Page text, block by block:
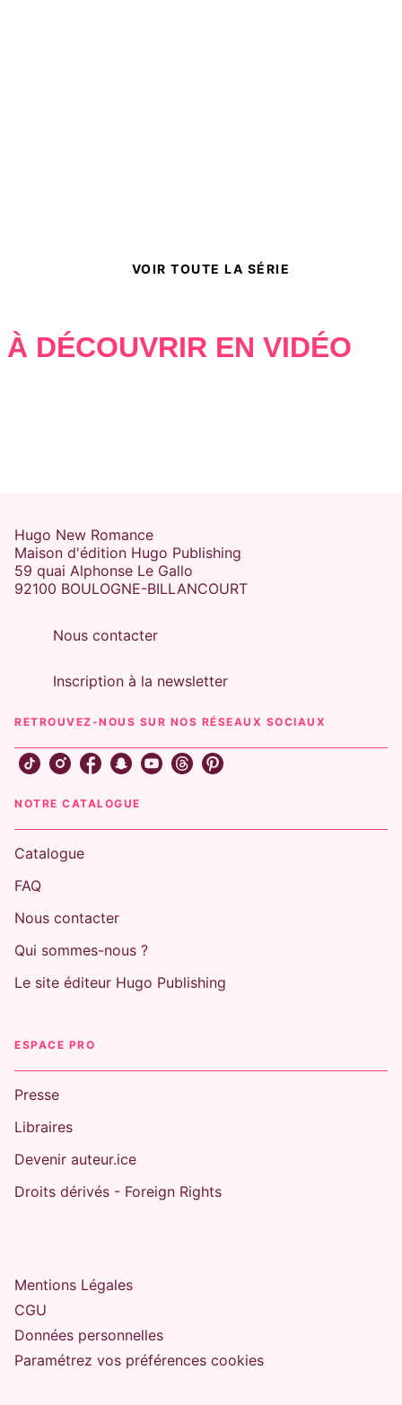
Brittainy C. Cherry
05/11/2025
VOIR TOUTE LA SÉRIE
À DÉCOUVRIR EN VIDÉO
Hugo New Romance
Maison d'édition Hugo Publishing
59 quai Alphonse Le Gallo
92100 BOULOGNE-BILLANCOURT
Nous contacter
Inscription à la newsletter
RETROUVEZ-NOUS SUR NOS RÉSEAUX SOCIAUX
NOTRE CATALOGUE
Catalogue
FAQ
Nous contacter
Qui sommes-nous ?
Le site éditeur Hugo Publishing
ESPACE PRO
Presse
Libraires
Devenir auteur.ice
Droits dérivés - Foreign Rights
Mentions Légales
CGU
Données personnelles
Paramétrez vos préférences cookies